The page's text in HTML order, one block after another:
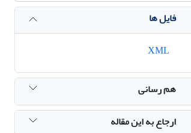
فایل ها
هم رسانی
ارجاع به این مقاله